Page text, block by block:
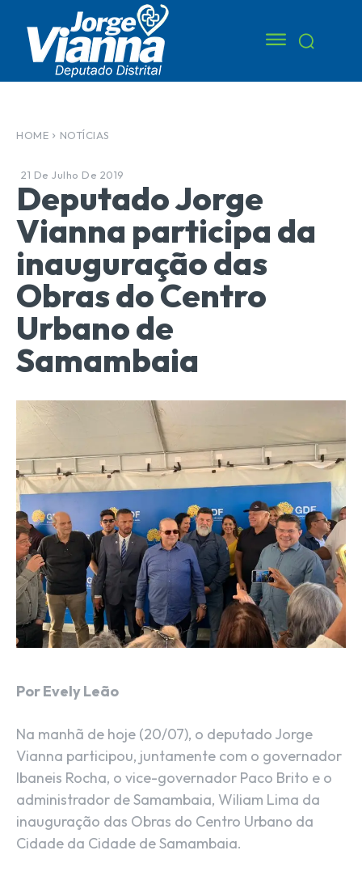
HOME NOTÍCIAS
21 De Julho De 2019
Deputado Jorge
Vianna participa da
inauguração das
Obras do Centro
Urbano de
Samambaia
Por Evely Leão
Na manhã de hoje (20/07), o deputado Jorge
Vianna participou, juntamente com o governador
Ibaneis Rocha, o vice-governador Paco Brito e o
administrador de Samambaia, Wiliam Lima da
inauguração das Obras do Centro Urbano da
Cidade da Cidade de Samambaia.